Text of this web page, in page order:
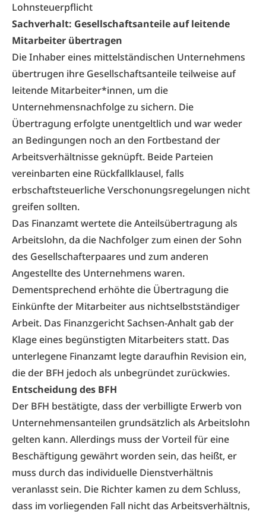
Lohnsteuerpflicht
Sachverhalt: Gesellschaftsanteileauf leitende
Mitarbeiter übertragen
Die Inhaber eines mittelständischen Unternehmens
übertrugen ihre Gesellschaftsanteile teilweise auf
leitende Mitarbeiter*innen, um die
Unternehmensnachfolge zu sichern. Die
Übertragung erfolgte unentgeltlich und war weder
an Bedingungen noch an den Fortbestand der
Arbeitsverhältnisse geknüpft. Beide Parteien
vereinbarten eine Rückfallklausel, falls
erbschaftsteuerliche Verschonungsregelungen nicht
greifen sollten.
Das Finanzamt wertete die Anteilsübertragung als
Arbeitslohn, da die Nachfolger zum einen der Sohn
des Gesellschafterpaares und zum anderen
Angestellte des Unternehmens waren.
Dementsprechend erhöhte die Übertragung die
Einkünfte der Mitarbeiter aus nichtselbstständiger
Arbeit. Das Finanzgericht Sachsen-Anhalt gab der
Klage eines begünstigten Mitarbeiters statt. Das
unterlegene Finanzamt legte daraufhin Revision ein,
die der BFH jedoch als unbegründet zurückwies.
Entscheidung des BFH
Der BFH bestätigte, dass der verbilligte Erwerb von
Unternehmensanteilen grundsätzlich als Arbeitslohn
gelten kann. Allerdings muss der Vorteil für eine
Beschäftigung gewährt worden sein, das heißt, er
muss durch das individuelle Dienstverhältnis
veranlasst sein. Die Richter kamen zu dem Schluss,
dass im vorliegenden Fall nicht das Arbeitsverhältnis,